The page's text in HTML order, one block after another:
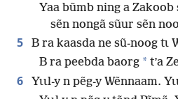
Yaa bũmb ning a Zakoob
sẽn nongã sũur sẽn
5
B ra kaasda ne sũ-noog tɩ
B ra peebda baorg * t’a
6
Yɩɩl-y n pẽg-y Wẽnnaam.